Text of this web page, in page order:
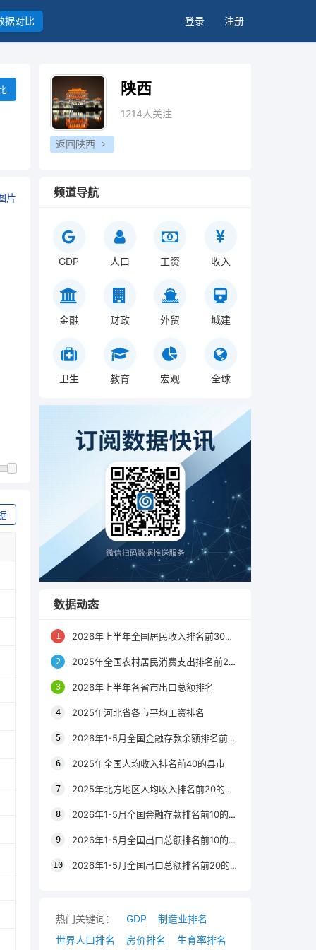
据对比 登录 注册
片
陕西
1214人关注
返回陕西
频道导航
GDP 人口 工资 收入
金融 财政 外贸 城建
卫生 教育 宏观 全球
数据动态
2026年上半年全国居民收入排名前30的区县
2025年全国农村居民消费支出排名前20的城市
2026年上半年各省市出口总额排名
2025年河北省各市平均工资排名
2026年1-5月全国金融存款余额排名前20的城市
2025年全国人均收入排名前40的县市
2025年北方地区人均收入排名前20的城市
2026年1-5月全国金融存款排名前10的省份
2026年1-5月全国出口总额排名前10的省市
2026年1-5月全国出口总额排名前20的城市
热门关键词： GDP
制造业排名
世界人口排名
房价排名 生育率排名